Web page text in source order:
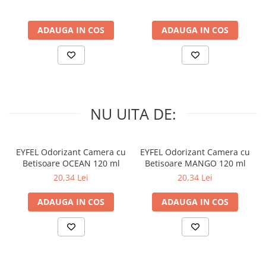
ADAUGA IN COS ADAUGA IN COS
NU UITA DE:
EYFEL Odorizant Camera cu
Betisoare OCEAN 120 ml
20,34 Lei
ADAUGA IN COS
EYFEL Odorizant Camera cu
Betisoare MANGO 120 ml
20,34 Lei
ADAUGA IN COS